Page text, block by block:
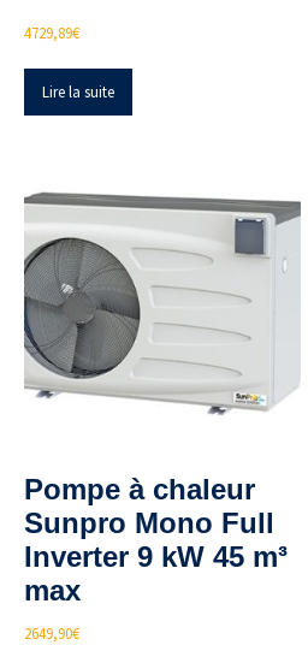
4729,89€
Lire la suite
Pompe à chaleur
Sunpro Mono Full
Inverter 9 kW 45 m³
max
2649,90€